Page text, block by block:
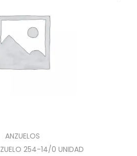
ANZUELOS
254-14/0 UNIDAD